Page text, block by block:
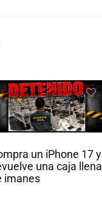
un iPhone 17 y
una caja llena
imanes